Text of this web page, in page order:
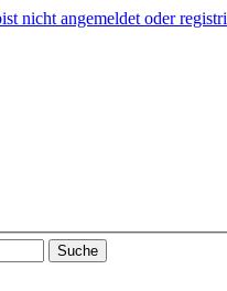
nicht angemeldet oder